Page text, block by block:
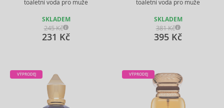
toaletní voda pro muže
SKLADEM
245 Kč
231 Kč
toaletní voda pro muže
SKLADEM
381 Kč
395 Kč
VÝPRODEJ VÝPRODEJ